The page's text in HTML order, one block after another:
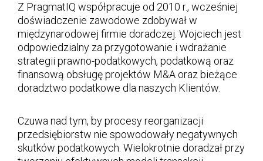
Z PragmatIQ współpracuje od 2010 r., wcześniej
doświadczenie zawodowe zdobywał w
międzynarodowej firmie doradczej. Wojciech jest
odpowiedzialny za przygotowanie i wdrażanie
strategii prawno-podatkowych, podatkową oraz
finansową obsługę projektów M&A oraz bieżące
doradztwo podatkowe dla naszych Klientów.
Czuwa nad tym, by procesy reorganizacji
przedsiębiorstw nie spowodowały negatywnych
skutków podatkowych. Wielokrotnie doradzał przy